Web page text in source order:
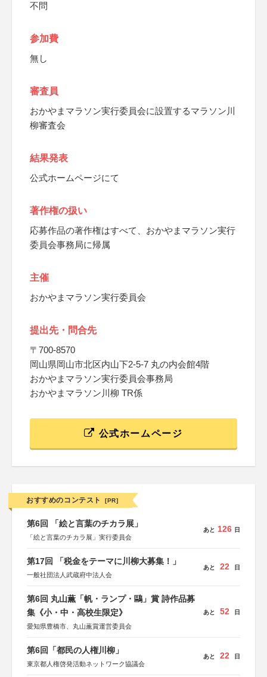
不問
参加費
無し
審査員
おかやまマラソン実行委員会に設置するマラソン川
柳審査会
結果発表
公式ホームページにて
著作権の扱い
応募作品の著作権はすべて、おかやまマラソン実行
委員会事務局に帰属
主催
おかやまマラソン実行委員会
提出先・問合先
〒700-8570
岡山県岡山市北区内山下2-5-7 丸の内会館4階
おかやまマラソン実行委員会事務局
おかやまマラソン川柳 TR係
公式ホームページ
おすすめのコンテスト [PR]
第6回 「絵と言葉のチカラ展」
「絵と言葉のチカラ展」実行委員会
あと 126 日
第17回 「税金をテーマに川柳大募集！」
一般社団法人武蔵府中法人会
あと 22 日
第6回 丸山薫「帆・ランプ・鷗」賞 詩作品募
集《小・中・高校生限定》
愛知県豊橋市、丸山薫賞運営委員会
あと 52 日
第6回「都民の人権川柳」
東京都人権啓発活動ネットワーク協議会
あと 22 日